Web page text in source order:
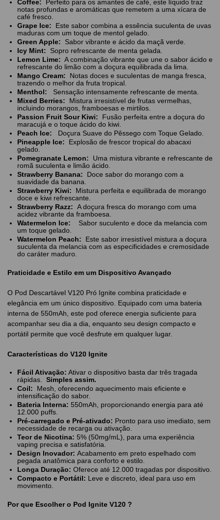
Coffee: Perfeito para os amantes de café, este líquido traz
notas profundas e aromáticas que remetem a uma xícara de
café fresco.
Grape Ice: Este sabor combina a essência suculenta de uvas
maduras com um toque de mentol gelado.
Green Apple: Sabor vibrante e ácido da maçã verde.
Icy Mint: Sopro refrescante de menta gelada.
Lemon Lime: A combinação vibrante que une o sabor ácido e
refrescante do limão com a doçura equilibrada da lima.
Mango Cream: Notas doces e suculentas de manga fresca,
trazendo o melhor da fruta tropical.
Menthol: Sensação intensamente refrescante de menta.
Mixed Berries: Mistura irresistível de frutas vermelhas,
incluindo morangos, framboesas e mirtilos.
Passion Fruit Sour Kiwi: Fusão perfeita entre a doçura do
maracujá e o toque ácido do kiwi.
Peach Ice:
Doçura Suave do Pêssego com Toque Gelado.
Pineapple Ice: Explosão de frescor tropical do abacaxi
gelado.
Pomegranate Lemon: Uma mistura vibrante e refrescante de
romã suculenta e limão ácido.
Strawberry Banana: Doce sabor do morango com a
suavidade da banana.
Strawberry Kiwi: Mistura perfeita e equilibrada de morango
doce e kiwi refrescante.
Strawberry Razz: A doçura fresca do morango com uma
acidez vibrante da framboesa.
Watermelon Ice:
Sabor suculento e doce da melancia com
um toque gelado.
Watermelon Peach:
Este sabor irresistível mistura a doçura
suculenta da melancia com as especificidades e cremosidade
do caráter maduro.
Praticidade e Estilo em um Dispositivo Avançado
O Pod Descartável V120 Pró Ignite combina praticidade e
elegância em um único dispositivo. Equipado com uma bateria
interna de 550mAh, este pod oferece energia suficiente para
acompanhar seu dia a dia, enquanto seu design compacto e
portátil permite que você desfrute em qualquer lugar.
Características do V120 Ignite
Fácil Ativação: Ativar o dispositivo basta dar três tragada
rápidas. Simples assim.
Coil: Mesh, oferecendo aquecimento mais eficiente e
intensificação do sabor.
Bateria Interna: 550mAh, proporcionando energia para até
12.000 puffs.
Pré-carregado e Pré-ativado: Pronto para uso imediato, sem
necessidade de recarga ou ativação.
Teor de Nicotina: 5% (50mg/mL), para uma experiência
vaping precisa e satisfatória.
Design Inovador: Acabamento em preto espelhado com
pegada anatômica para conforto e estilo.
Longa Duração: Oferece até 12.000 tragadas por dispositivo.
Compacto e Portátil: Leve e discreto, ideal para uso em
movimento.
Por que Escolher o Pod Ignite V120 ?